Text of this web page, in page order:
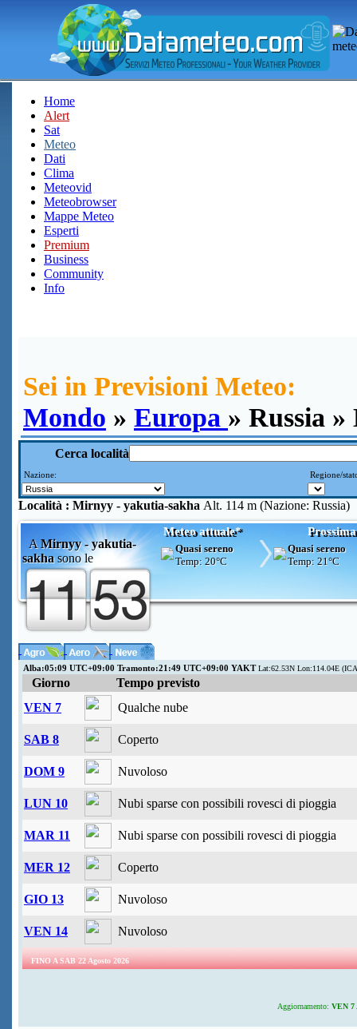
Home
Alert
Sat
Meteo
Dati
Clima
Meteovid
Meteobrowser
Mappe Meteo
Esperti
Premium
Business
Community
Info
Sei in Previsioni Meteo:
Mondo » Europa » Russia
Cerca località
Nazione: Regione/
Località : Mirnyy - yakutia-sakha Alt. 114 m (Nazione: Russia)
A Mirnyy - yakutia-
sakhasono le
Meteo attuale*
Quasi sereno
Temp: 20°C
Quasi sereno
Temp: 21°C
Alba:05:09 UTC+09:00 Tramonto:21:49 UTC+09:00 YAKTLat:62.53N Lon:114.04E
Giorno
Tempo previsto
VEN 7
Qualche nube
SAB 8 Coperto
DOM 9 Nuvoloso
LUN 10 Nubi sparse con possibili rovesci di pioggia
MAR 11 Nubi sparse con possibili rovesci di pioggia
MER 12 Coperto
GIO 13 Nuvoloso
VEN 14 Nuvoloso
FINO A SAB 22 Agosto 2026
Aggiornamento: VEN 7